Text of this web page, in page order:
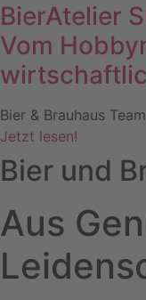
BierAtelier
Vom
Bier & Brauhaus Team
Jetzt lesen!
Bier und
Aus